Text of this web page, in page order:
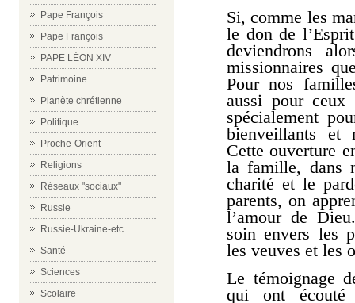
Pape François
Pape François
PAPE LÉON XIV
Patrimoine
Planète chrétienne
Politique
Proche-Orient
Religions
Réseaux "sociaux"
Russie
Russie-Ukraine-etc
Santé
Sciences
Scolaire
Si, comme les
le don de
deviendrons
missionnaires
Pour nos
aussi pour ceux
spécialement
bienveillants et
Cette ouverture
la famille, dans
charité et le
parents, on
l’amour de
soin envers les
les veuves et les
Le témoignage
qui ont écouté